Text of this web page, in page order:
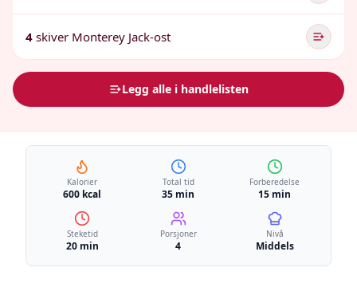
4 skiver Monterey Jack-ost
Legg alle i handlelisten
Kalorier
600 kcal
Total tid
35 min
Forberedelse
15 min
Steketid
20 min
Porsjoner
4
Nivå
Middels